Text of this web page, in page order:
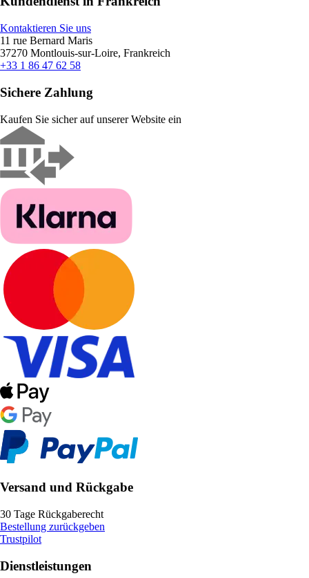
Kontaktieren Sie uns
11 rue Bernard Maris
37270 Montlouis-sur-Loire, Frankreich
+33 1 86 47 62 58
Sichere Zahlung
Kaufen Sie sicher auf unserer Website ein
Versand und Rückgabe
30 Tage Rückgaberecht
Bestellung zurückgeben
Trustpilot
Dienstleistungen